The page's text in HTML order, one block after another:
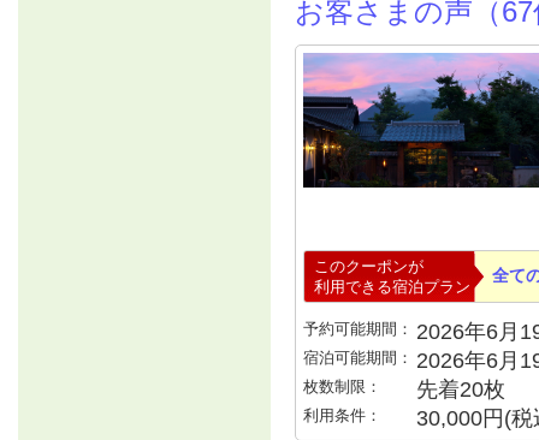
お客さまの声（
このクーポンが
利用できる宿泊プラン
全て
予約可能期間： 2026年6月
宿泊可能期間： 2026年6月
枚数制限： 先着20枚
利用条件： 30,000円(